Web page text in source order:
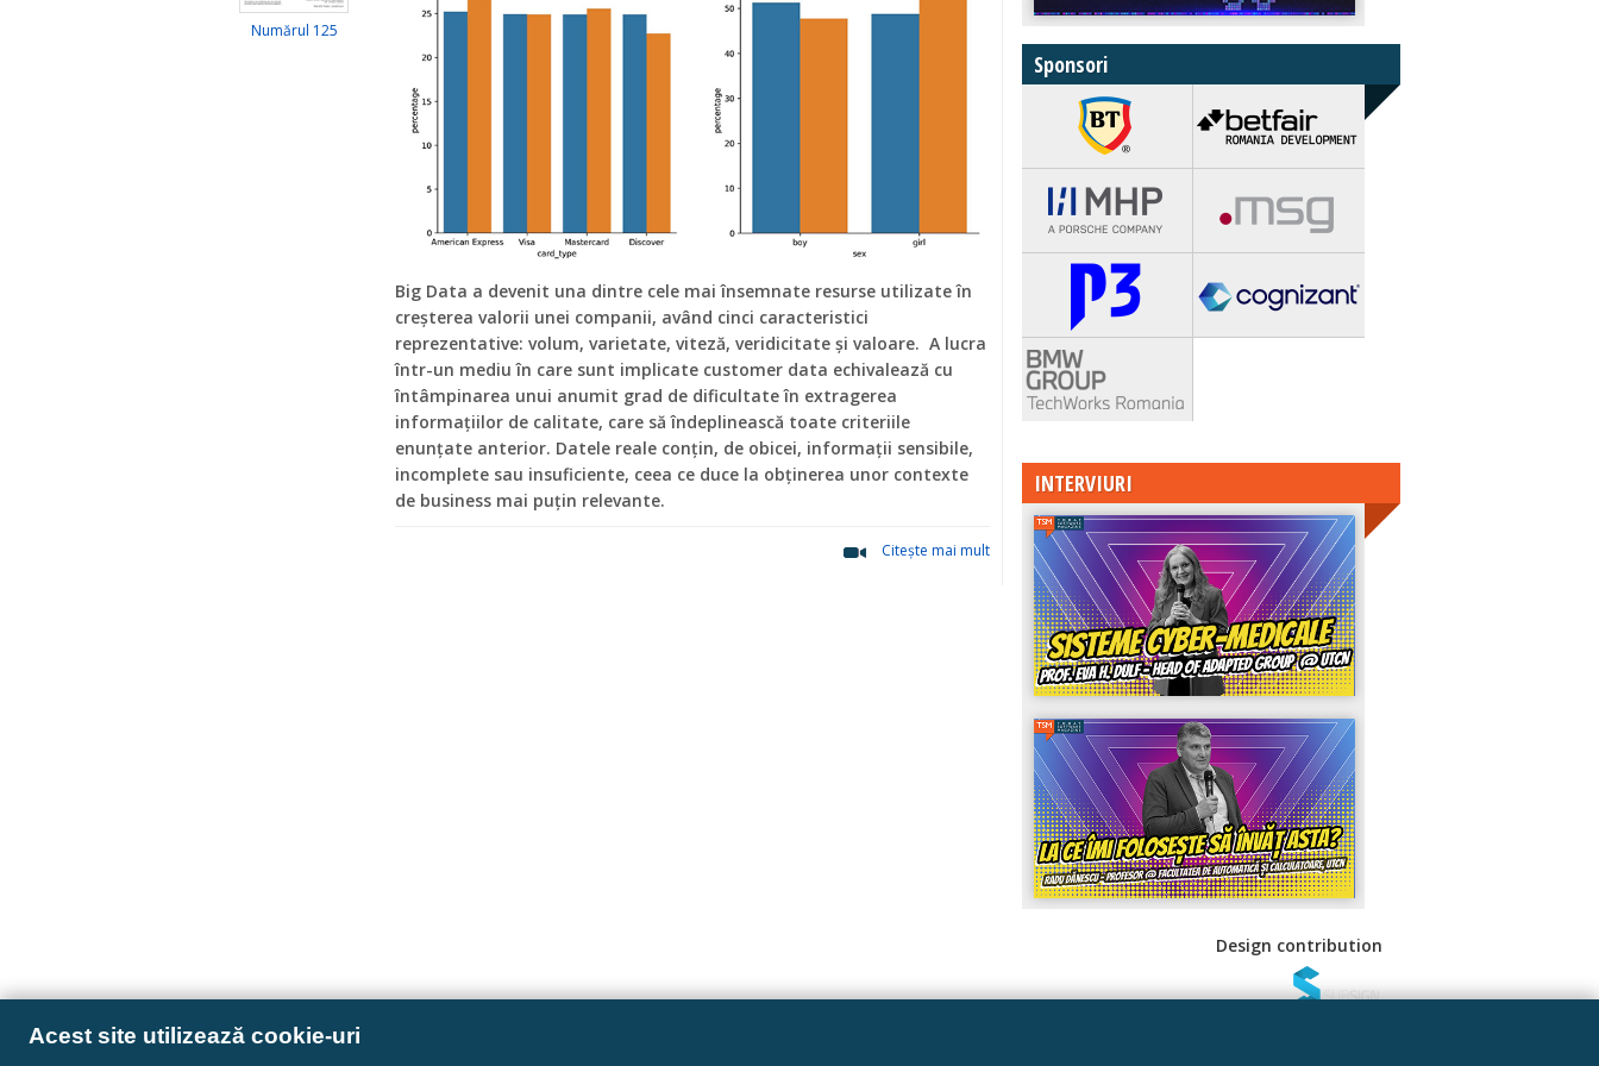
Acest site utilizează cookie-uri
Numărul 125
Big Data a devenit una dintre cele mai însemnate resurse utilizate în
creșterea valorii unei companii, având cinci caracteristici
reprezentative: volum, varietate, viteză, veridicitate și valoare. A lucra
într-un mediu în care sunt implicate customer data echivalează cu
întâmpinarea unui anumit grad de dificultate în extragerea
informațiilor de calitate, care să îndeplinească toate criteriile
enunțate anterior. Datele reale conțin, de obicei, informații sensibile,
incomplete sau insuficiente, ceea ce duce la obținerea unor contexte
de business mai puțin relevante.
Citeşte mai mult
Sponsori
INTERVIURI
Design contribution